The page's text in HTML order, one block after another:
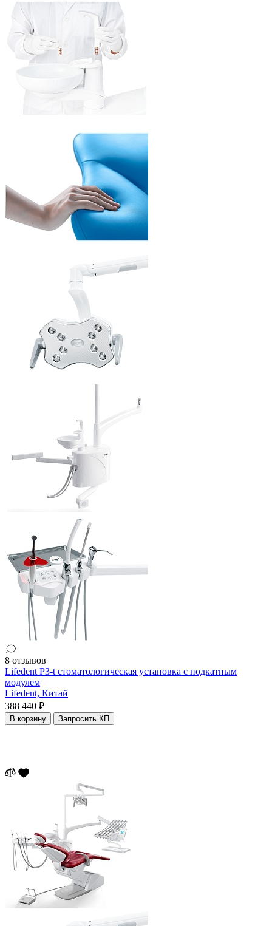
8 отзывов
Lifedent P3-t стоматологическая установка с подкатным
модулем
Lifedent, Китай
388 440 ₽
В корзину Запросить КП